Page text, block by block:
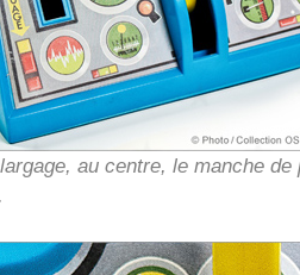
au centre, le manche